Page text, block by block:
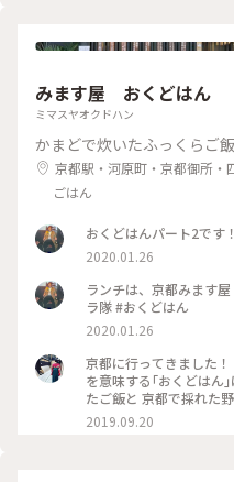
みます屋 おくどはん
ミマスヤオクドハン
かまどで炊いたふっくらご
京都駅・河原町・京都御所・
ごはん
おくどはんパート2です
2020.01.26
ランチは、京都みます
ラ隊 #おくどはん
2020.01.26
京都に行ってきました
を意味する｢おくどはん
たご飯と 京都で採れた
けます。 たくさんをちょっとずつ。 季節に合わせた素材を使
い 季節を感じる盛り付
2019.09.20